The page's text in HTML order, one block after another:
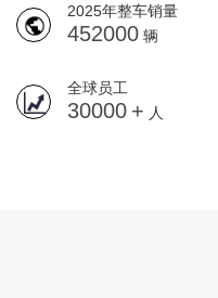
2025年整车销量
452000 辆
全球员工
30000 + 人